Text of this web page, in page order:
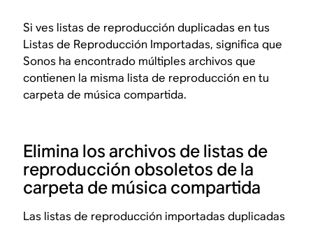
Si ves listas de reproducción duplicadas en tus
Listas de Reproducción Importadas, significa que
Sonos ha encontrado múltiples archivos que
contienen la misma lista de reproducción en tu
carpeta de música compartida.
Elimina los archivos de listas de
reproducción obsoletos de la
carpeta de música compartida
Las listas de reproducción importadas duplicadas